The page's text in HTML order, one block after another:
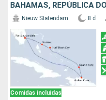
Comidas incluidas
Nieuw Statendam 8 d